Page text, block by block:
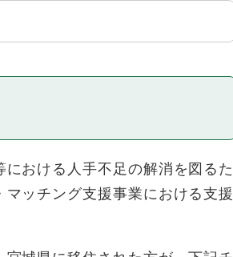
おける人手不足の解消を図るた
ッチング支援事業における支援